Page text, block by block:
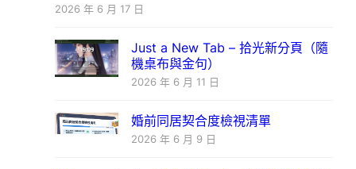
2026 年 6 月 17 日
Just a New Tab – 拾光新分頁（隨
機桌布與金句）
2026 年 6 月 11 日
婚前同居契合度檢視清單
2026 年 6 月 9 日